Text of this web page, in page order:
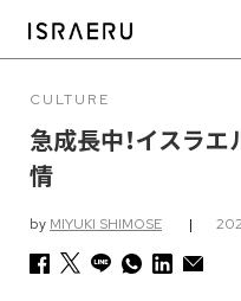
CULTURE
急成長中！イスラ
情
by MIYUKI SHIMOSE |